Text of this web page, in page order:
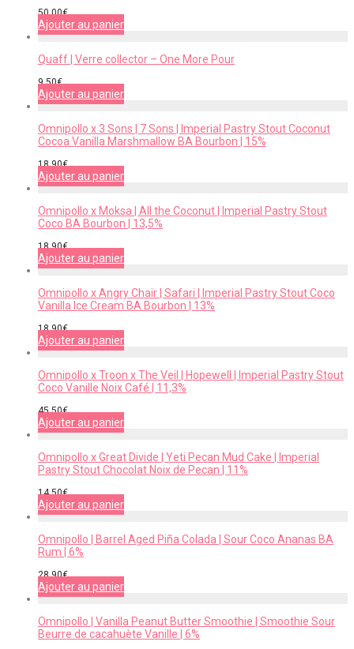
50,00€
Ajouter au panier
Quaff | Verre collector – One More Pour
9,50€
Ajouter au panier
Omnipollo x 3 Sons | 7 Sons | Imperial Pastry Stout Coconut
Cocoa Vanilla Marshmallow BA Bourbon | 15%
18,90€
Ajouter au panier
Omnipollo x Moksa | All the Coconut | Imperial Pastry Stout
Coco BA Bourbon | 13,5%
18,90€
Ajouter au panier
Omnipollo x Angry Chair | Safari | Imperial Pastry Stout Coco
Vanilla Ice Cream BA Bourbon | 13%
18,90€
Ajouter au panier
Omnipollo x Troon x The Veil | Hopewell | Imperial Pastry Stout
Coco Vanille Noix Café | 11,3%
45,50€
Ajouter au panier
Omnipollo x Great Divide | Yeti Pecan Mud Cake | Imperial
Pastry Stout Chocolat Noix de Pecan | 11%
14,50€
Ajouter au panier
Omnipollo | Barrel Aged Piña Colada | Sour Coco Ananas BA
Rum | 6%
28,90€
Ajouter au panier
Omnipollo | Vanilla Peanut Butter Smoothie | Smoothie Sour
Beurre de cacahuète Vanille | 6%